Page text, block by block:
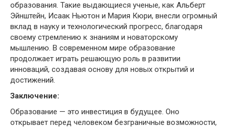
образования. Такие выдающиеся ученые, как Альберт
Эйнштейн, Исаак Ньютон и Мария Кюри, внесли огромный
вклад в науку и технологический прогресс, благодаря
своему стремлению к знаниям и новаторскому
мышлению. В современном мире образование
продолжает играть решающую роль в развитии
инноваций, создавая основу для новых открытий и
достижений.
Заключение:
Образование — это инвестиция в будущее. Оно
открывает перед человеком безграничные возможности,